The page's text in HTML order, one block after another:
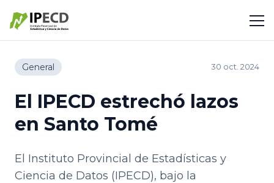
General 30 oct. 2024
El IPECD estrechó lazos
en Santo Tomé
El Instituto Provincial de Estadísticas y
Ciencia de Datos (IPECD), bajo la